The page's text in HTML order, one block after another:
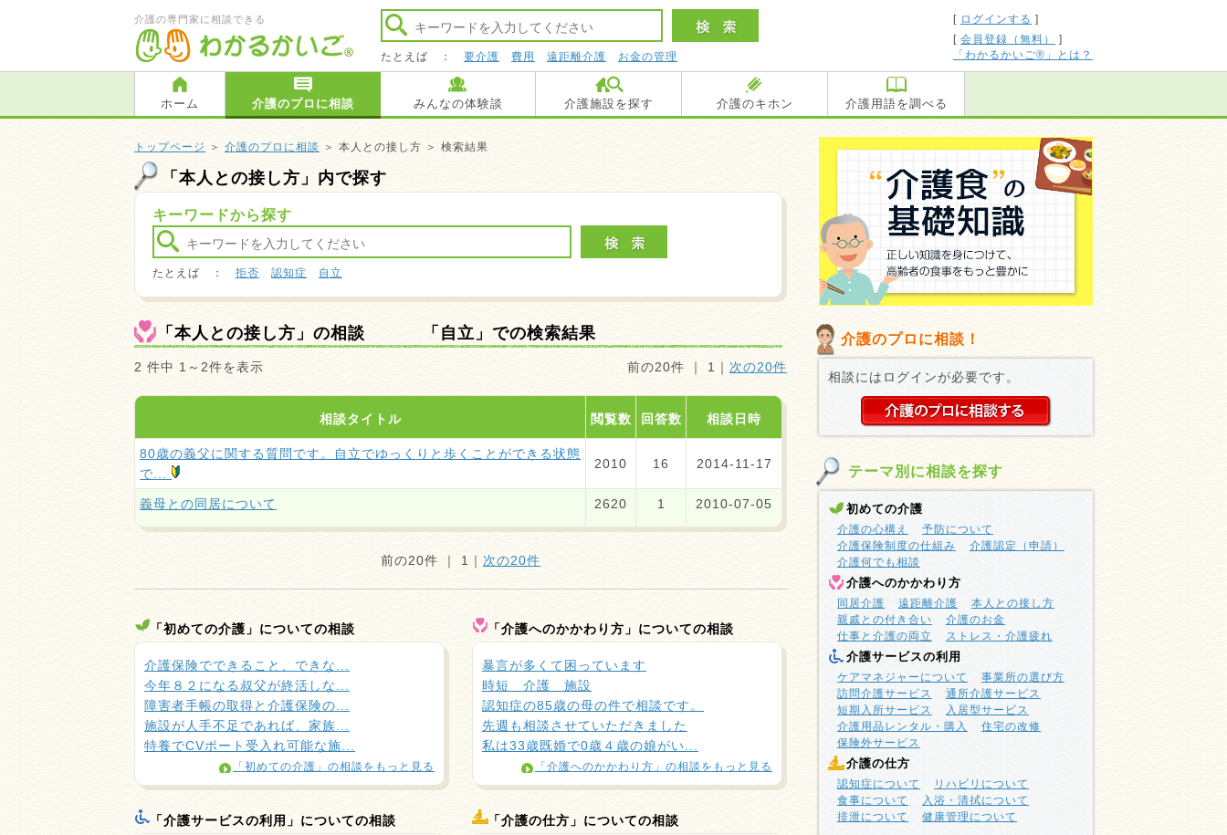
介護の専門家に相談できる
たとえば ： 要介護 費用 遠距離介護 お金の管理
[ ログインする ]
[ 会員登録（無料）
]
「わかるかいご®」とは？
ホーム 介護のプロに相談 みんなの体験談 介護施設を探す 介護のキホン 介護用語を調べる
トップページ ＞ 介護のプロに相談 ＞ 本人との接し方 ＞ 検索結果
「本人との接し方」内で探す
キーワードから探す
たとえば ： 拒否 認知症 自立
「本人との接し方」の相談 「自立」での検索結果
2 件中 1～2件を表示 前の20件 ｜ 1 ｜ 次の20件
相談タイトル 閲覧数 回答数 相談日時
80歳の義父に関する質問です。自立でゆっくりと歩くことができる状態
で...
2010 16 2014-11-17
義母との同居について 2620 1 2010-07-05
前の20件 ｜ 1 ｜ 次の20件
「初めての介護」についての相談
介護保険でできること、できな...
今年８２になる叔父が終活しな...
障害者手帳の取得と介護保険の...
施設が人手不足であれば、家族...
特養でCVポート受入れ可能な施...
「初めての介護」の相談をもっと見る
「介護へのかかわり方」についての相談
暴言が多くて困っています
時短 介護 施設
認知症の85歳の母の件で相談です。
先週も相談させていただきました
私は33歳既婚で0歳４歳の娘がい...
「介護へのかかわり方」の相談をもっと見る
「介護サービスの利用」についての相談 「介護の仕方」についての相談
介護のプロに相談！
相談にはログインが必要です。
テーマ別に相談を探す
初めての介護
介護の心構え
予防について
介護保険制度の仕組み
介護認定（申請）
介護何でも相談
介護へのかかわり方
同居介護 遠距離介護
本人との接し方
親戚との付き合い
介護のお金
仕事と介護の両立
ストレス・介護疲れ
介護サービスの利用
ケアマネジャーについて
事業所の選び方
訪問介護サービス
通所介護サービス
短期入所サービス
入居型サービス
介護用品レンタル・購入
住宅の改修
保険外サービス
介護の仕方
認知症について
リハビリについて
食事について
入浴・清拭について
排泄について
健康管理について